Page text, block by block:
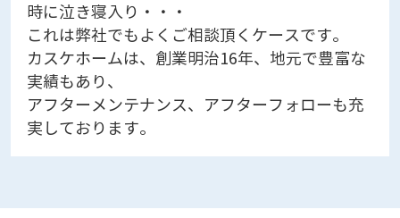
時に泣き寝入り・・・
これは弊社でもよくご相談頂くケースです。
カスケホームは、創業明治16年、地元で豊富な
実績もあり、
アフターメンテナンス、アフターフォローも充
実しております。